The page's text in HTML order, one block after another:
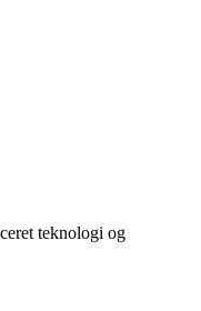
teknologi og